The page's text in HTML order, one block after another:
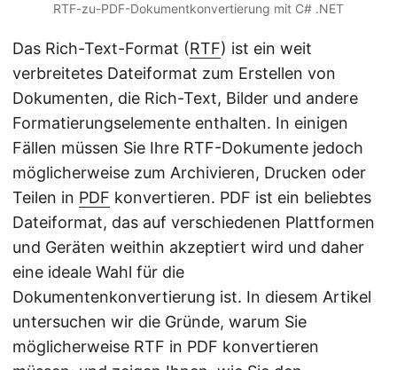
RTF-zu-PDF-Dokumentkonvertierung mit C# .NET
Das Rich-Text-Format (RTF) ist ein weit
verbreitetes Dateiformat zum Erstellen von
Dokumenten, die Rich-Text, Bilder und andere
Formatierungselemente enthalten. In einigen
Fällen müssen Sie Ihre RTF-Dokumente jedoch
möglicherweise zum Archivieren, Drucken oder
Teilen in PDF konvertieren. PDF ist ein beliebtes
Dateiformat, das auf verschiedenen Plattformen
und Geräten weithin akzeptiert wird und daher
eine ideale Wahl für die
Dokumentenkonvertierung ist. In diesem Artikel
untersuchen wir die Gründe, warum Sie
möglicherweise RTF in PDF konvertieren